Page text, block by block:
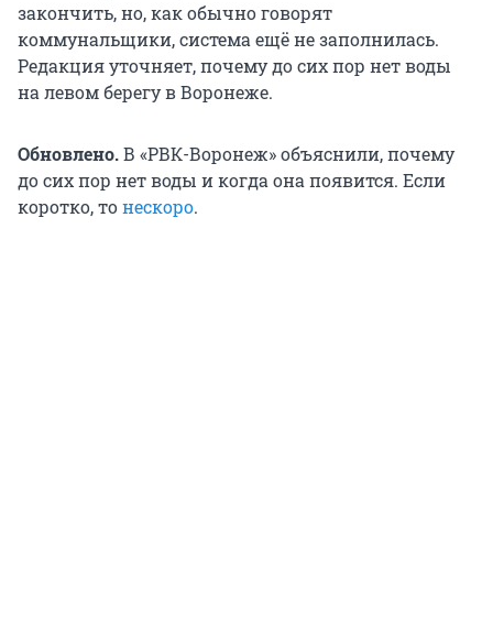
закончить, но, как обычно говорят
коммунальщики, система ещё не заполнилась.
Редакция уточняет, почему до сих пор нет воды
на левом берегу в Воронеже.
Обновлено.В «РВК-Воронеж» объяснили, почему
до сих пор нет воды и когда она появится. Если
коротко, тонескоро.